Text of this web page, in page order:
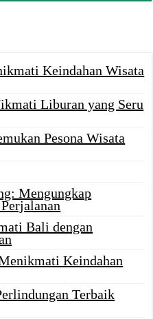
Keindahan Wisata
Liburan yang Seru
Pesona Wisata
Mengungkap
Bali dengan
Keindahan
Terbaik